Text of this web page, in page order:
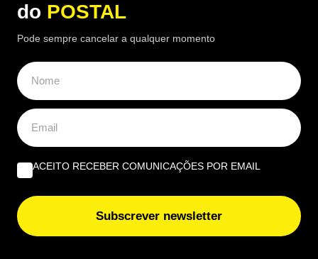
NACIONAL
Tiago viveu em Castro Marim e trocou a
engenharia pelos gelados artesanais da
do POSTAL
Pode sempre cancelar a qualquer momento
ACEITO RECEBER COMUNICAÇÕES POR EMAIL
Subscrever newsletter